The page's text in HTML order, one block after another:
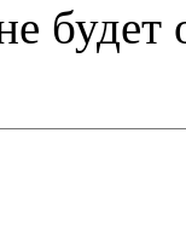
будет